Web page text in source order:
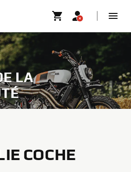
LA
COCHE